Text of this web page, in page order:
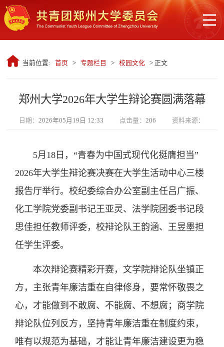
当前位置: 首页 > 专题栏目 > 校园文化 > 正文
郑州大学2026年大学生辩论赛圆满落幕
日期：2026年05月19日 12:33 点击量：206 资料来源：
5月18日，“青春为中国式现代化挺膺担当”
2026年大学生辩论赛决赛在大学生活动中心三楼
报告厅举行。校纪委综合办公室副主任吕广振、
化工学院党委副书记王亚灵、法学院团委书记段
思佳担任教师评委，校辩论队王韵涵、王昱墨担
任学生评委。
本次辩论赛精彩开赛，文学院辩论队坐镇正
方，主张青年廉洁重在自律修身，要常怀敬畏之
心，才能做到不敢腐、不能腐、不想腐；商学院
辩论队位列反方，坚持青年廉洁重在制度约束，
唯有以规范为基础，才能让青年廉洁建设更为稳